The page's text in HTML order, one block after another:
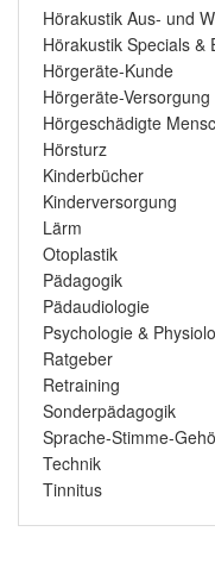
Hörakustik Aus- und
Hörakustik Specials &
Hörgeräte-Kunde
Hörgeräte-Versorgung
Hörgeschädigte
Hörsturz
Kinderbücher
Kinderversorgung
Lärm
Otoplastik
Pädagogik
Pädaudiologie
Psychologie &
Ratgeber
Retraining
Sonderpädagogik
Sprache-Stimme-
Technik
Tinnitus